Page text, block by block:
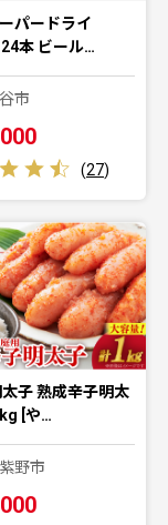
パードライ
本 ビール…
市
(27)
子 熟成辛子明太
[や…
野市